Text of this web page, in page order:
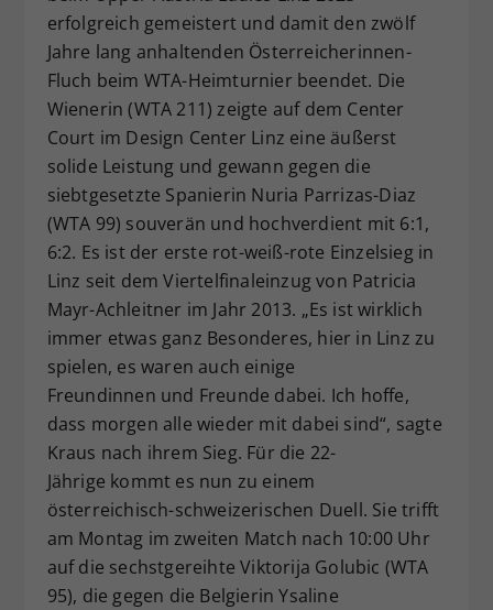
erfolgreich gemeistert und damit den zwölf
Jahre lang anhaltenden Österreicherinnen-
Fluch beim WTA-Heimturnier beendet. Die
Wienerin (WTA 211) zeigte auf dem Center
Court im Design Center Linz eine äußerst
solide Leistung und gewann gegen die
siebtgesetzte Spanierin Nuria Parrizas-Diaz
(WTA 99) souverän und hochverdient mit 6:1,
6:2. Es ist der erste rot-weiß-rote Einzelsieg in
Linz seit dem Viertelfinaleinzug von Patricia
Mayr-Achleitner im Jahr 2013. „Es ist wirklich
immer etwas ganz Besonderes, hier in Linz zu
spielen, es waren auch einige
Freundinnen und Freunde dabei. Ich hoffe,
dass morgen alle wieder mit dabei sind“, sagte
Kraus nach ihrem Sieg. Für die 22-
Jährige kommt es nun zu einem
österreichisch-schweizerischen Duell. Sie trifft
am Montag im zweiten Match nach 10:00 Uhr
auf die sechstgereihte Viktorija Golubic (WTA
95), die gegen die Belgierin Ysaline
Zweck
Dieser Wert speichert Ihre Consent-
Einstellungen. Unter anderem eine
zufällig generierte ID, für die
historische Speicherung Ihrer
vorgenommen Einstellungen, falls der
Webseiten-Betreiber dies eingestellt
hat.